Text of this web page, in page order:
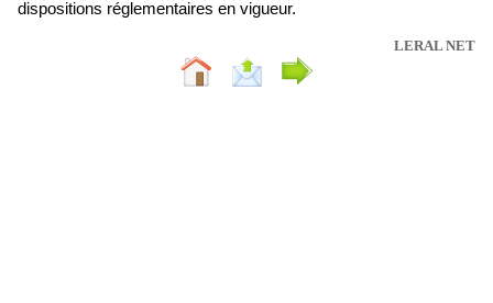
dispositions réglementaires en vigueur.
LERAL NET